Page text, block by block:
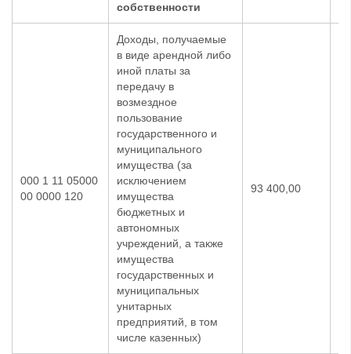
собственности
000 1 11 05000
00 0000 120
Доходы, получаемые
в виде арендной либо
иной платы за
передачу в
возмездное
пользование
государственного и
муниципального
имущества (за
исключением
имущества
бюджетных и
автономных
учреждений, а также
имущества
государственных и
муниципальных
унитарных
предприятий, в том
числе казенных)
93 400,00